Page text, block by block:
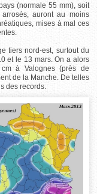
(normale 55 mm), soit
auront au moins
mises à mal ces
tiers nord-est, surtout du
et le 13 mars. On a alors
à Valognes (près de
de la Manche. De telles
des records.